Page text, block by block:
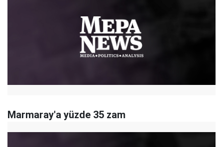
Marmaray'a yüzde 35 zam